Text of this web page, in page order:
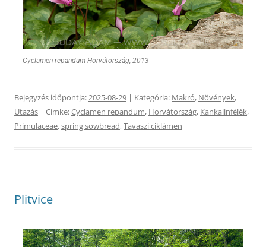
Cyclamen repandum Horvátország, 2013
Bejegyzés időpontja:2025-08-29 | Kategória: Makró, Növények,
Utazás | Címke:Cyclamen repandum, Horvátország, Kankalinfélék,
Primulaceae,spring sowbread,Tavaszi ciklámen
Plitvice